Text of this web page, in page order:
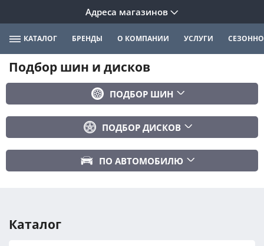
Адреса магазинов
КАТАЛОГ БРЕНДЫ О КОМПАНИИ УСЛУГИ
Подбор шин и дисков
ПОДБОР ШИН
ПОДБОР ДИСКОВ
ПО АВТОМОБИЛЮ
Год авто
Каталог